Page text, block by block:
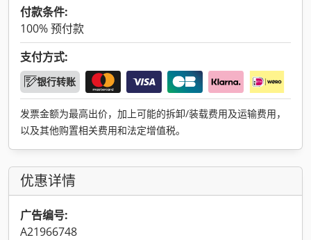
付款条件:
100% 预付款
支付方式:
银行转账
发票金额为最高出价，加上可能的拆卸/装载费用及运输费用，
以及其他购置相关费用和法定增值税。
优惠详情
广告编号:
A21966748